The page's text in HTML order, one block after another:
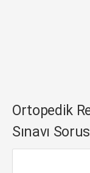
Ortopedik
Sınavı